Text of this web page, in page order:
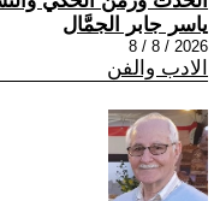
ياسر جابر الجمَّال
2026 / 8 / 8
الادب والفن